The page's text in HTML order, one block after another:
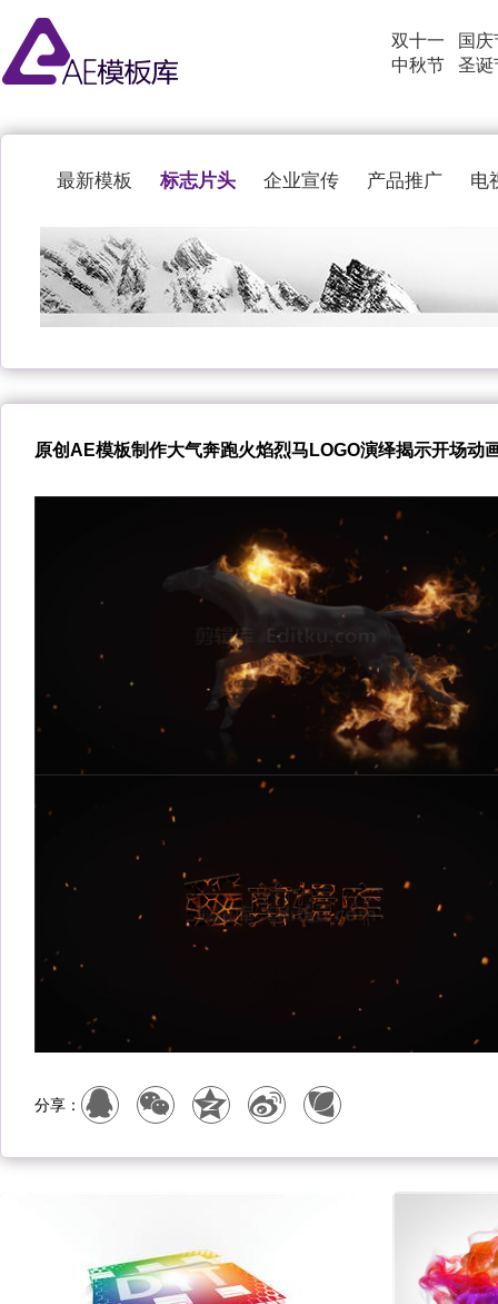
双十一
中秋节
国庆
圣诞
最新模板 标志片头 企业宣传 产品推广 电
原创AE模板制作大气奔跑火焰烈马LOGO演绎揭示开场动
分享：